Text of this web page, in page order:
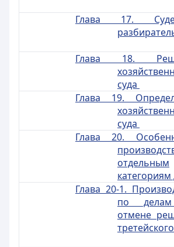
Глава 17.
Глава 18.
суда
Глава 19.
суда
Глава 20.
отдельным
категориям
Глава 20-1.
по
отмене